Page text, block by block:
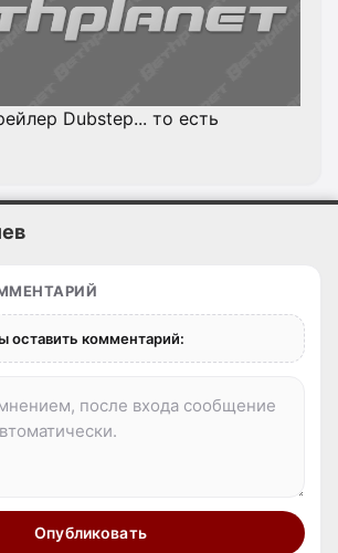
Dubstep... то есть
оставить комментарий:
Опубликовать